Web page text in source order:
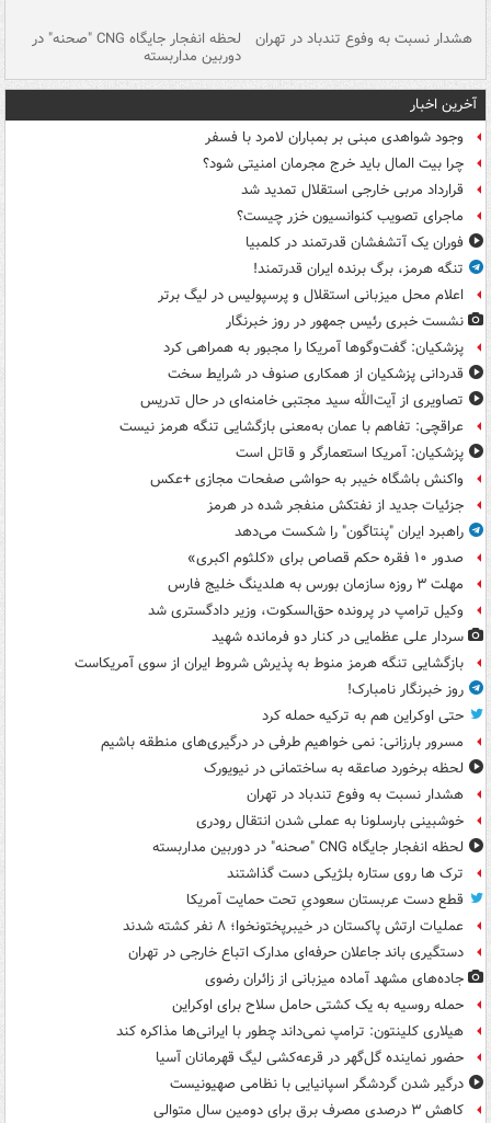
هشدار نسبت به وفوع تندباد در تهران لحظه انفجار جایگاه CNG "صحنه" در
دوربین مداربسته
آخرین اخبار
وجود شواهدی مبنی بر بمباران لامرد با فسفر
چرا بیت المال باید خرج مجرمان امنیتی شود؟
قرارداد مربی خارجی استقلال تمدید شد
ماجرای تصویب کنوانسیون خزر چیست؟
فوران یک آتشفشان قدرتمند در کلمبیا
تنگه هرمز، برگ برنده ایران قدرتمند!
اعلام محل میزبانی استقلال و پرسپولیس در لیگ برتر
نشست خبری رئیس جمهور در روز خبرنگار
پزشکیان: گفت‌وگوها آمریکا را مجبور به همراهی کرد
قدردانی پزشکیان از همکاری صنوف در شرایط سخت
تصاویری از آیت‌الله سید مجتبی خامنه‌ای در حال تدریس
عراقچی: تفاهم با عمان به‌معنی بازگشایی تنگه هرمز نیست
پزشکیان: آمریکا استعمارگر و قاتل است
واکنش باشگاه خیبر به حواشی صفحات مجازی +عکس
جزئیات جدید از نفتکش منفجر شده در هرمز
راهبرد ایران "پنتاگون" را شکست می‌دهد
صدور ۱۰ فقره حکم قصاص برای «کلثوم اکبری»
مهلت ۳ روزه سازمان بورس به هلدینگ خلیج فارس
وکیل ترامپ در پرونده حق‌السکوت، وزیر دادگستری شد
سردار علی عظمایی در کنار دو فرمانده شهید
بازگشایی تنگه هرمز منوط به پذیرش شروط ایران از سوی آمریکاست
روز خبرنگار نامبارک!
حتی اوکراین هم به ترکیه حمله کرد
مسرور بارزانی: نمی خواهیم طرفی در درگیری‌های منطقه باشیم
لحظه برخورد صاعقه به ساختمانی در نیویورک
هشدار نسبت به وفوع تندباد در تهران
خوشبینی بارسلونا به عملی شدن انتقال رودری
لحظه انفجار جایگاه CNG "صحنه" در دوربین مداربسته
ترک ها روی ستاره بلژیکی دست گذاشتند
قطع دست عربستان سعودیِ تحت حمایت آمریکا
عملیات ارتش پاکستان در خیبرپختونخوا؛ ۸ نفر کشته شدند
دستگیری باند جاعلان حرفه‌ای مدارک اتباع خارجی در تهران
جاده‌های مشهد آماده میزبانی از زائران رضوی
حمله روسیه به یک کشتی حامل سلاح برای اوکراین
هیلاری کلینتون: ترامپ نمی‌داند چطور با ایرانی‌ها مذاکره کند
حضور نماینده گل‌گهر در قرعه‌کشی لیگ قهرمانان آسیا
درگیر شدن گردشگر اسپانیایی با نظامی صهیونیست
کاهش ۳ درصدی مصرف برق برای دومین سال متوالی